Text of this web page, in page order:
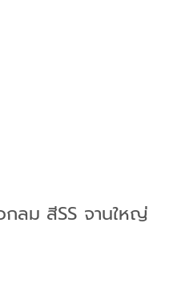
กลม สีSS จานใหญ่